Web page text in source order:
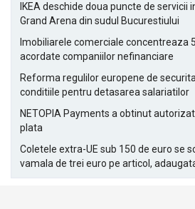
IKEA deschide doua puncte de servicii
Grand Arena din sudul Bucurestiului
Imobiliarele comerciale concentreaza
acordate companiilor nefinanciare
Reforma regulilor europene de
conditiile pentru detasarea salariatilor
NETOPIA Payments a obtinut
plata
Coletele extra-UE sub 150 de euro se
vamala de trei euro pe articol,